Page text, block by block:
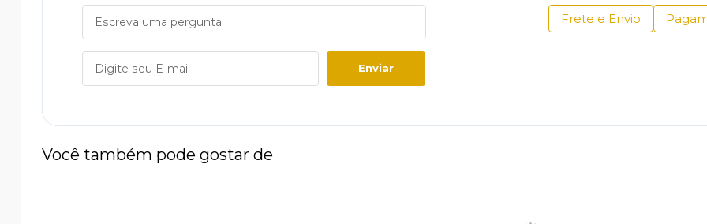
Enviar
Frete e Envio
Você também pode gostar de